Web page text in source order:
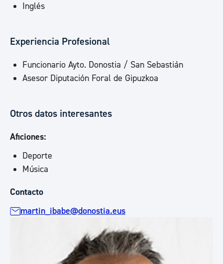
Inglés
Experiencia Profesional
Funcionario Ayto. Donostia / San Sebastián
Asesor Diputación Foral de Gipuzkoa
Otros datos interesantes
Aficiones:
Deporte
Música
Contacto
martin_ibabe@donostia.eus